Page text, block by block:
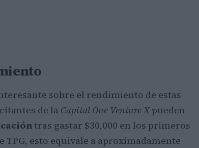
sobre el rendimiento de estas
de la Capital One Venture Xpueden
tras gastar $30,000 en los primeros
TPG, esto equivale a aproximadamente